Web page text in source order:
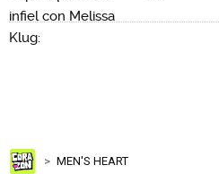
MEN'S HEART